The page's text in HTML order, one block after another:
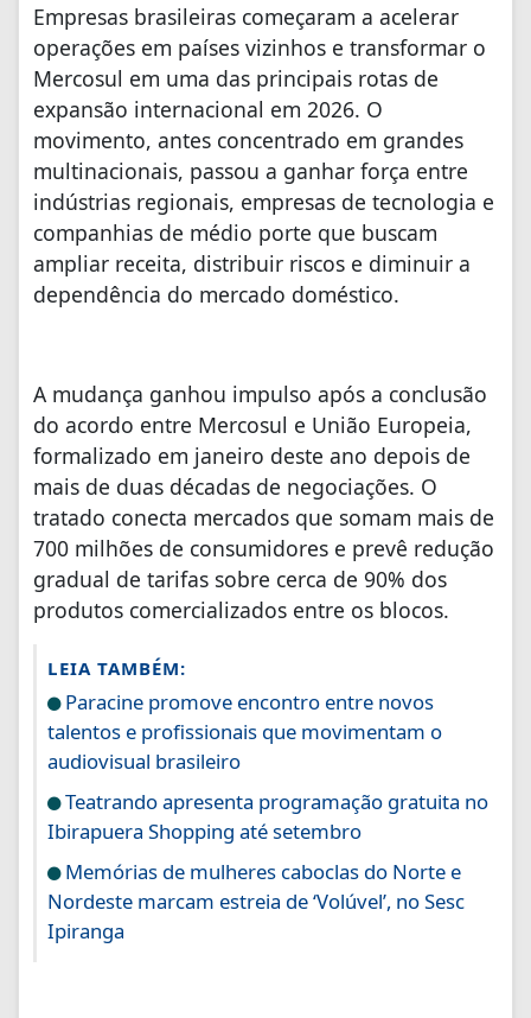
Empresas brasileiras começaram a acelerar
operações em países vizinhos e transformar o
Mercosul em uma das principais rotas de
expansão internacional em 2026. O
movimento, antes concentrado em grandes
multinacionais, passou a ganhar força entre
indústrias regionais, empresas de tecnologia e
companhias de médio porte que buscam
ampliar receita, distribuir riscos e diminuir a
dependência do mercado doméstico.
A mudança ganhou impulso após a conclusão
do acordo entre Mercosul e União Europeia,
formalizado em janeiro deste ano depois de
mais de duas décadas de negociações. O
tratado conecta mercados que somam mais de
700 milhões de consumidores e prevê redução
gradual de tarifas sobre cerca de 90% dos
produtos comercializados entre os blocos.
LEIA TAMBÉM:
Paracine promove encontro entre novos
talentos e profissionais que movimentam o
audiovisual brasileiro
Teatrando apresenta programação gratuita no
Ibirapuera Shopping até setembro
Memórias de mulheres caboclas do Norte e
Nordeste marcam estreia de ‘Volúvel’, no Sesc
Ipiranga